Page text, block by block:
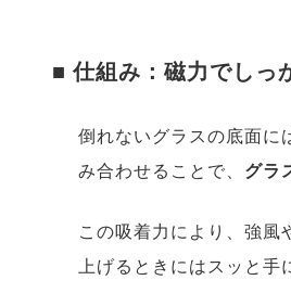
■ 仕組み：磁力でしっ
倒れないグラスの底面に
み合わせることで、 グラ
この吸着力により、強風
上げるときにはスッと手